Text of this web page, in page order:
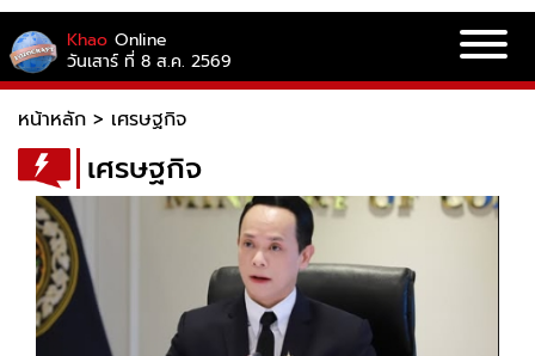
Khao Online
วันเสาร์ ที่ 8 ส.ค. 2569
หน้าหลัก > เศรษฐกิจ
เศรษฐกิจ